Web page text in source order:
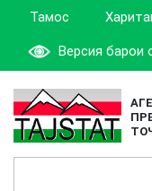
Тамос
Версия барои